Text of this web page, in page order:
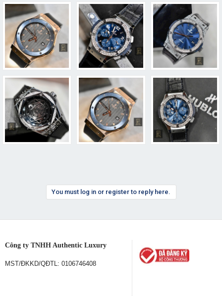
You must log in or register to reply here.
Công ty TNHH Authentic Luxury
MST/ĐKKD/QĐTL: 0106746408